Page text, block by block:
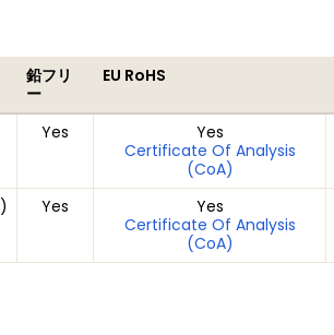
鉛フリ
ー
EU RoHS
Yes
Yes
Certificate Of Analysis
(CoA)
) Yes
Yes
Certificate Of Analysis
(CoA)